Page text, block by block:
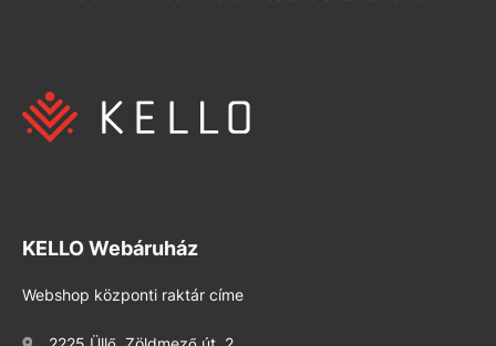
KELLO Webáruház
Webshop központi raktár címe